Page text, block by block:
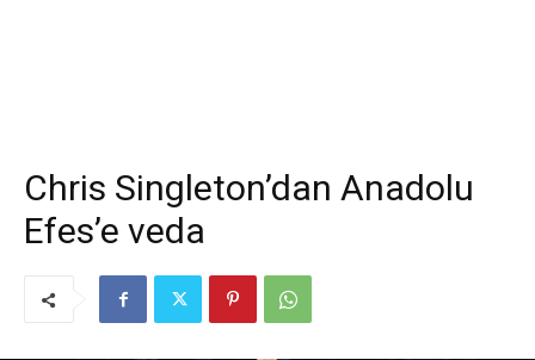
Chris Singleton’dan Anadolu
Efes’e veda